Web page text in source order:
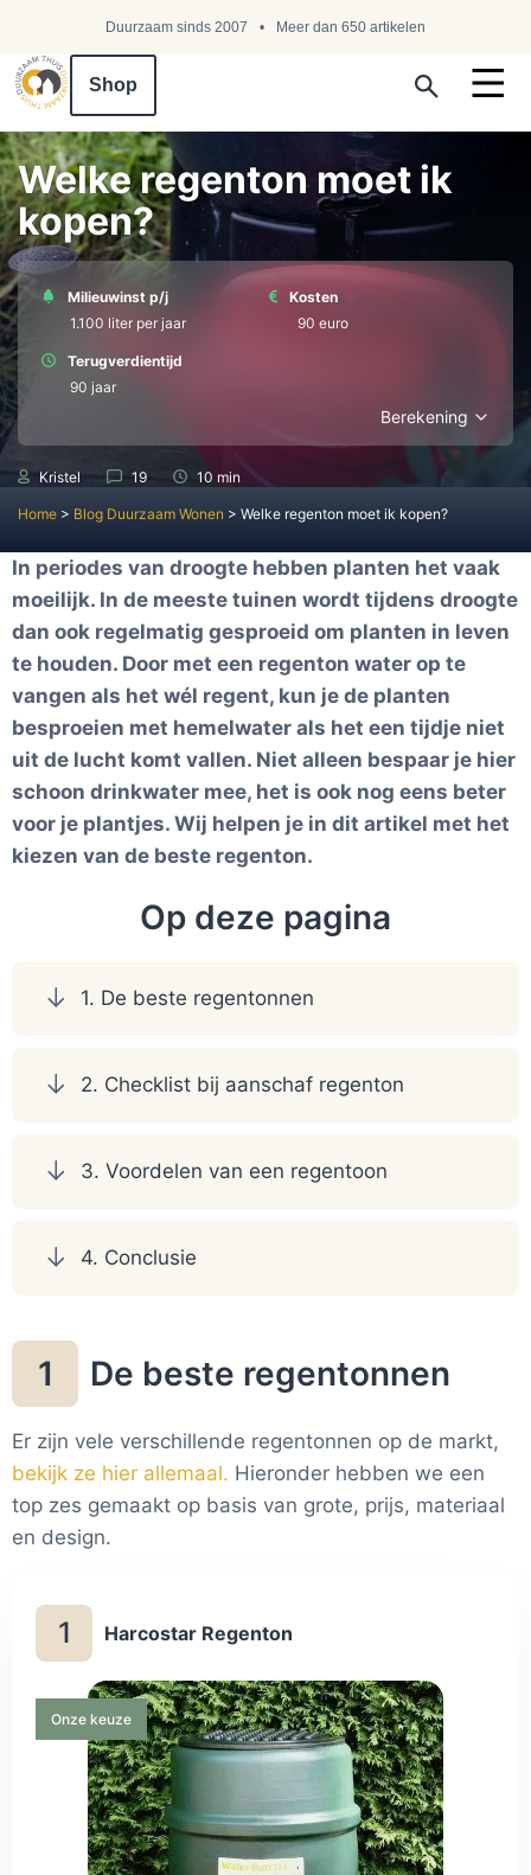
Duurzaam sinds 2007 Meer dan 650 artikelen
Shop
Welke regenton moet ik
kopen?
Milieuwinst p/j
1.100 liter per jaar
Kosten
90 euro
Terugverdientijd
90 jaar
Berekening
Kristel 19 10 min
Home > Blog Duurzaam Wonen > Welke regenton moet ik kopen?
In periodes van droogte hebben planten het vaak
moeilijk. In de meeste tuinen wordt tijdens droogte
dan ook regelmatig gesproeid om planten in leven
te houden. Door met een regenton water op te
vangen als het wél regent, kun je de planten
besproeien met hemelwater als het een tijdje niet
uit de lucht komt vallen. Niet alleen bespaar je hier
schoon drinkwater mee, het is ook nog eens beter
voor je plantjes. Wij helpen je in dit artikel met het
kiezen van de beste regenton.
Op deze pagina
1. De beste regentonnen
2. Checklist bij aanschaf regenton
3. Voordelen van een regentoon
4. Conclusie
1 De beste regentonnen
Er zijn vele verschillende regentonnen op de markt,
bekijk ze hier allemaal. Hieronder hebben we een
top zes gemaakt op basis van grote, prijs, materiaal
en design.
1 Harcostar Regenton
Onze keuze